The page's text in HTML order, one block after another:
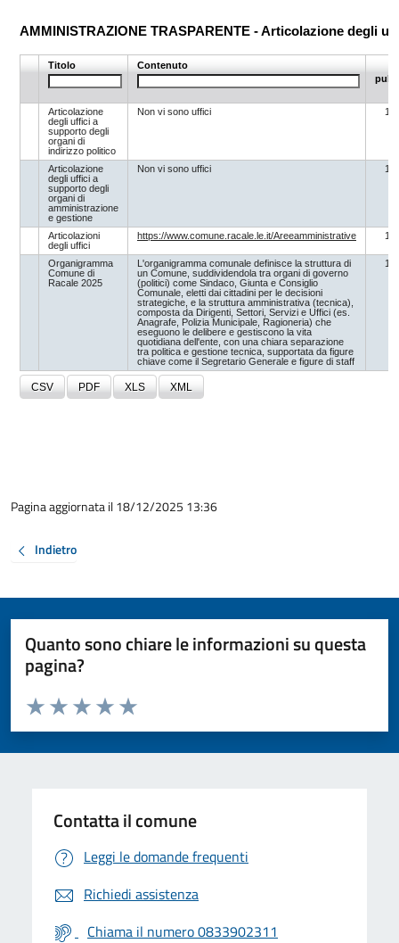
Pagina aggiornata il 18/12/2025 13:36
Indietro
Quanto sono chiare le informazioni su questa
pagina?
Valuta da 1 a 5 stelle la pagina
Valuta 5 stelle su 5
Valuta 4 stelle su 5
Valuta 3 stelle su 5
Valuta 2 stelle su 5
Valuta 1 stelle su 5
Contatta il comune
Leggi le domande frequenti
Richiedi assistenza
Chiama il numero 0833902311